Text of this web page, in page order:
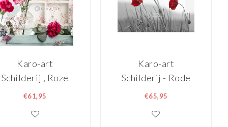
Karo-art
Schilderij , Roze
Anjers ,
maten , Premium
€61,95
Karo-art
Schilderij - Rode
klaprozen op
achtergrond,
€65,95